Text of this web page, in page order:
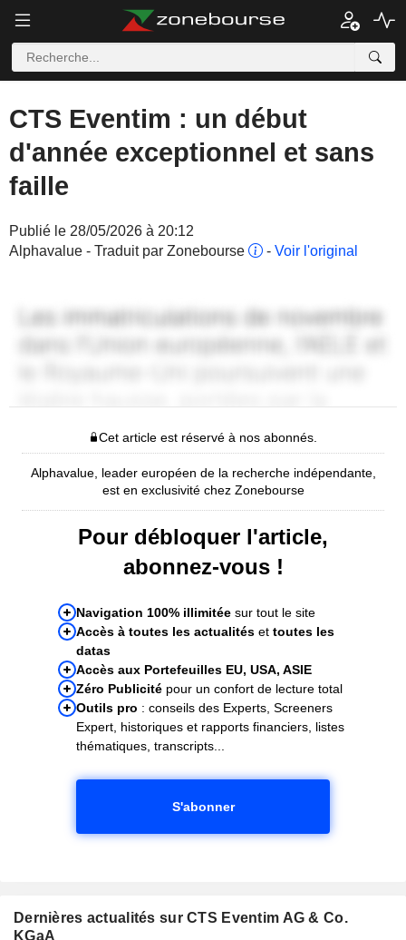
CTS Eventim : un début
d'année exceptionnel et sans
faille
Publié le 28/05/2026 à 20:12
Alphavalue - Traduit par Zonebourse
- Voir l'original
Cet article est réservé à nos abonnés.
Alphavalue, leader européen de la recherche indépendante,
est en exclusivité chez Zonebourse
Pour débloquer l'article,
abonnez-vous !
Navigation 100% illimitée sur tout le site
Accès à toutes les actualités et toutes les
datas
Accès aux Portefeuilles EU, USA, ASIE
Zéro Publicité pour un confort de lecture total
Outils pro : conseils des Experts, Screeners
Expert, historiques et rapports financiers, listes
thématiques, transcripts...
S'abonner
Dernières actualités sur CTS Eventim AG & Co.
KGaA